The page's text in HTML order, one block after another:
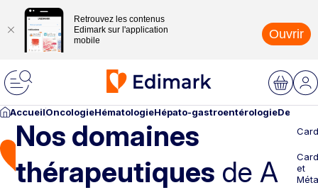
Retrouvez les contenus
Edimark sur l'application
mobile
Ouvrir
AccueilOncologieHématologieHépato-gastroentérologie
Nos domaines
thérapeutiques de A
et